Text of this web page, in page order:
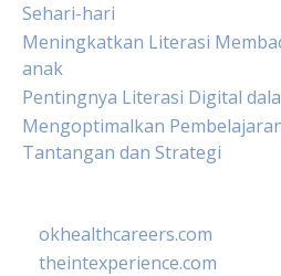
Sehari-hari
Meningkatkan Literasi
anak
Pentingnya Literasi Digital
Mengoptimalkan
Tantangan dan Strategi
okhealthcareers.com
theintexperience.com